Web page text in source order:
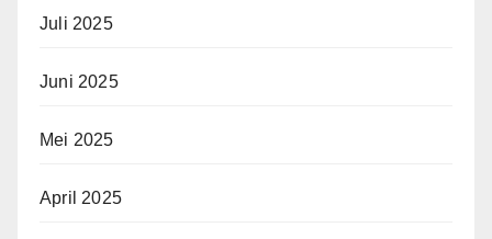
Juli 2025
Juni 2025
Mei 2025
April 2025